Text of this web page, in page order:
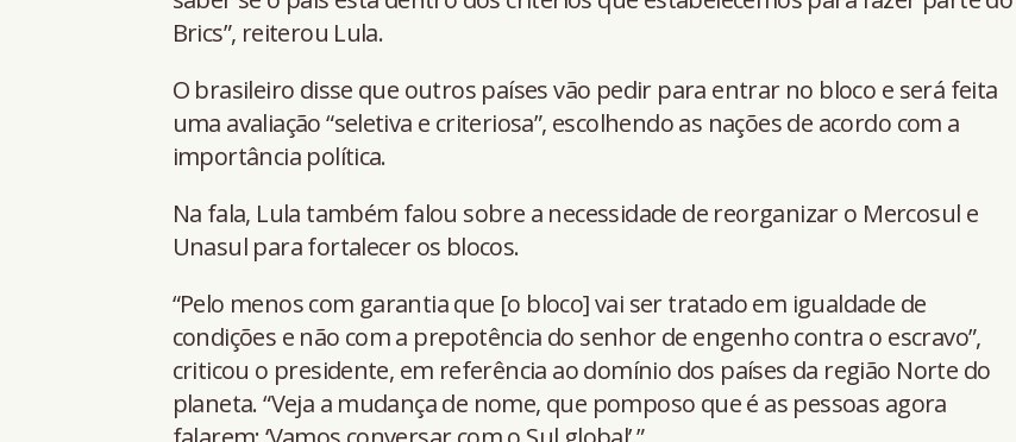
Brics”, reiterou Lula.
O brasileiro disse que outros países vão pedir para entrar no bloco e será feita
uma avaliação “seletiva e criteriosa”, escolhendo as nações de acordo com a
importância política.
Na fala, Lula também falou sobre a necessidade de reorganizar o Mercosul e
Unasul para fortalecer os blocos.
“Pelo menos com garantia que [o bloco] vai ser tratado em igualdade de
condições e não com a prepotência do senhor de engenho contra o escravo”,
criticou o presidente, em referência ao domínio dos países da região Norte do
planeta. “Veja a mudança de nome, que pomposo que é as pessoas agora